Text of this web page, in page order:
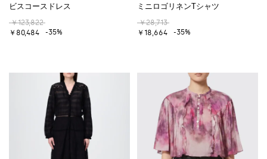
ビスコースドレス
￥123,822
￥80,484
-35%
ミニロゴリネンTシャツ
￥28,713
￥18,664
-35%